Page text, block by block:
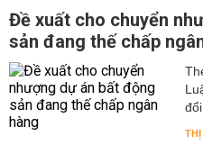
Đề xuất cho chuyển
sản đang thế chấp